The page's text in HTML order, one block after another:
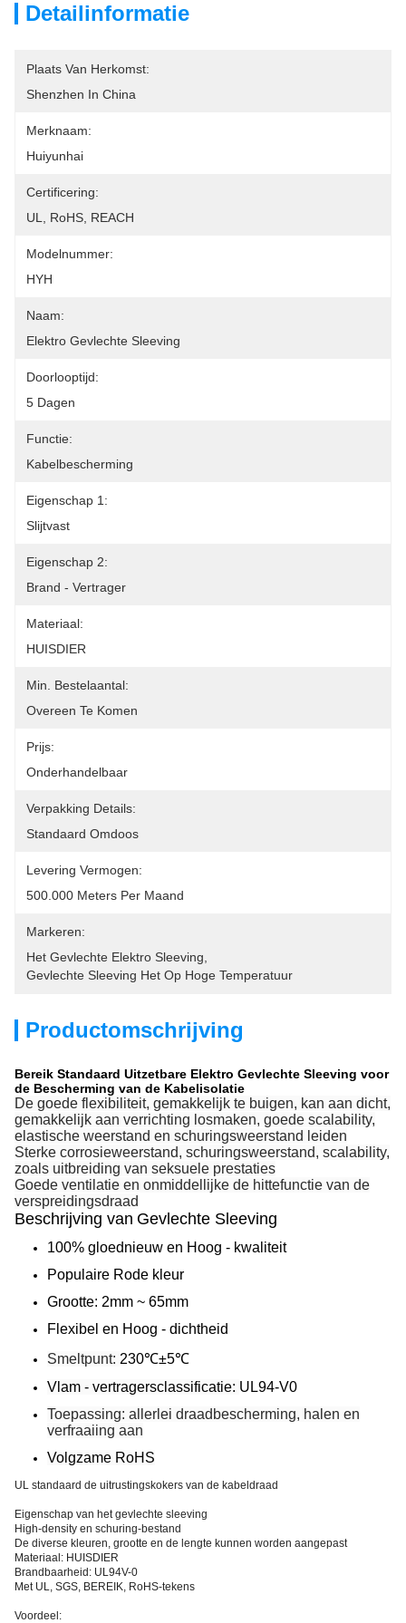
Detailinformatie
Plaats Van Herkomst:
Shenzhen In China
Merknaam:
Huiyunhai
Certificering:
UL, RoHS, REACH
Modelnummer:
HYH
Naam:
Elektro Gevlechte Sleeving
Doorlooptijd:
5 Dagen
Functie:
Kabelbescherming
Eigenschap 1:
Slijtvast
Eigenschap 2:
Brand - Vertrager
Materiaal:
HUISDIER
Min. Bestelaantal:
Overeen Te Komen
Prijs:
Onderhandelbaar
Verpakking Details:
Standaard Omdoos
Levering Vermogen:
500.000 Meters Per Maand
Markeren:
Het Gevlechte Elektro Sleeving
Gevlechte Sleeving Het Op Hoge Temperatuur
Productomschrijving
Bereik Standaard Uitzetbare Elektro Gevlechte Sleeving voor
de Bescherming van de Kabelisolatie
De goede flexibiliteit, gemakkelijk te buigen, kan aan dicht,
gemakkelijk aan verrichting losmaken, goede scalability,
elastische weerstand en schuringsweerstand leiden
Sterke corrosieweerstand, schuringsweerstand, scalability,
zoals uitbreiding van seksuele prestaties
Goede ventilatie en onmiddellijke de hittefunctie van de
verspreidingsdraad
Beschrijving van Gevlechte Sleeving
100% gloednieuw en Hoog - kwaliteit
Populaire Rode kleur
Grootte: 2mm ~ 65mm
Flexibel en Hoog - dichtheid
Smeltpunt: 230℃±5℃
Vlam - vertragersclassificatie: UL94-V0
Toepassing: allerlei draadbescherming, halen en
verfraaiing aan
Volgzame RoHS
UL standaard de uitrustingskokers van de kabeldraad
Eigenschap van het gevlechte sleeving
High-density en schuring-bestand
De diverse kleuren, grootte en de lengte kunnen worden aangepast
Materiaal: HUISDIER
Brandbaarheid: UL94V-0
Met UL, SGS, BEREIK, RoHS-tekens
Voordeel: